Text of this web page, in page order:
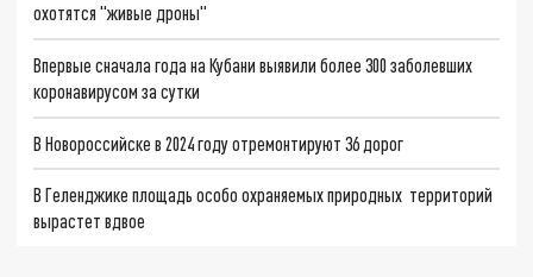
охотятся "живые дроны"
Впервые сначала года на Кубани выявили более 300 заболевших
коронавирусом за сутки
В Новороссийске в 2024 году отремонтируют 36 дорог
В Геленджике площадь особо охраняемых природных территорий
вырастет вдвое